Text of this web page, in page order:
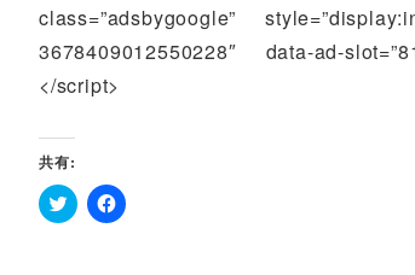
class=”adsbygoogle”
3678409012550228″ data-ad-
</script>
共有:
ク F